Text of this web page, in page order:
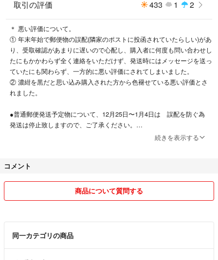
取引の評価 433 1 2
＊ 悪い評価について。
① 年末年始で郵便物の誤配(隣家のポストに投函されていたらしい)があ
り、受取確認があまりに遅いので心配し、購入者に何度も問い合わせし
たにもかかわらず全く連絡をいただけず、発送時にはメッセージを送っ
ていたにも関わらず、一方的に悪い評価にされてしまいました。
② 濃紺を黒だと思い込み購入された方から色褪せている悪い評価とさ
れました。
●普通郵便発送予定物について、12月25日〜1月4日は 誤配を防ぐ為
発送は停止致しますので、ご了承ください。
お控えください。
●すべて送料込みで出品しておりますので、簡易包装、最安値の発送と
なります。補償のある発送をご希望の方は購入前にご相談ください。追
●発送後の破損・紛失の責任は、一切負えませんので、ご了承くださ
い。
続きを表示する
コメント
商品について質問する
同一カテゴリの商品